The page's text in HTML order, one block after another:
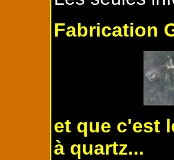
Fabrication
et que c'est
à quartz...